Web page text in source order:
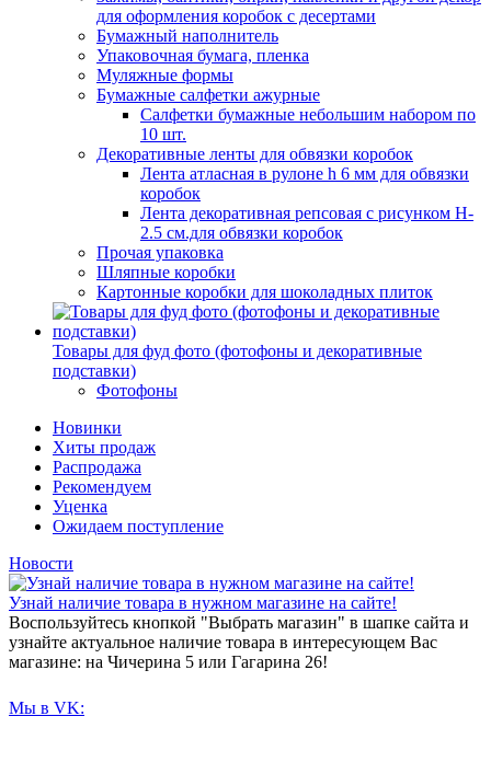
для оформления коробок с десертами
Бумажный наполнитель
Упаковочная бумага, пленка
Муляжные формы
Бумажные салфетки ажурные
Салфетки бумажные небольшим набором по
10 шт.
Декоративные ленты для обвязки коробок
Лента атласная в рулоне h 6 мм для обвязки
коробок
Лента декоративная репсовая с рисунком H-
2.5 см.для обвязки коробок
Прочая упаковка
Шляпные коробки
Картонные коробки для шоколадных плиток
Товары для фуд фото (фотофоны и декоративные
подставки)
Фотофоны
Новинки
Хиты продаж
Распродажа
Рекомендуем
Уценка
Ожидаем поступление
Новости
Узнай наличие товара в нужном магазине на сайте!
Воспользуйтесь кнопкой "Выбрать магазин" в шапке сайта и
узнайте актуальное наличие товара в интересующем Вас
магазине: на Чичерина 5 или Гагарина 26!
Мы в VK: